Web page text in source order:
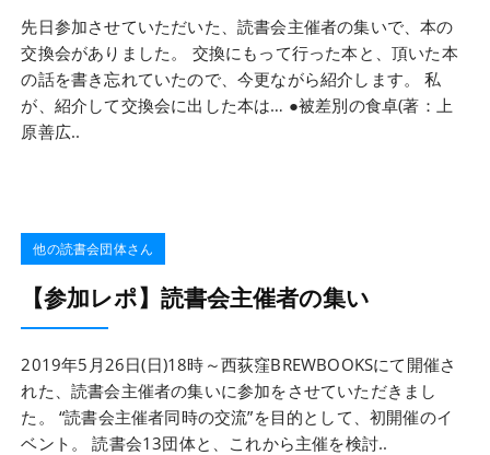
先日参加させていただいた、読書会主催者の集いで、本の
交換会がありました。 交換にもって行った本と、頂いた本
の話を書き忘れていたので、今更ながら紹介します。 私
が、紹介して交換会に出した本は… ●被差別の食卓(著：上
原善広..
他の読書会団体さん
【参加レポ】読書会主催者の集い
2019年5月26日(日)18時～西荻窪BREWBOOKSにて開催さ
れた、読書会主催者の集いに参加をさせていただきまし
た。 “読書会主催者同時の交流”を目的として、初開催のイ
ベント。 読書会13団体と、これから主催を検討..